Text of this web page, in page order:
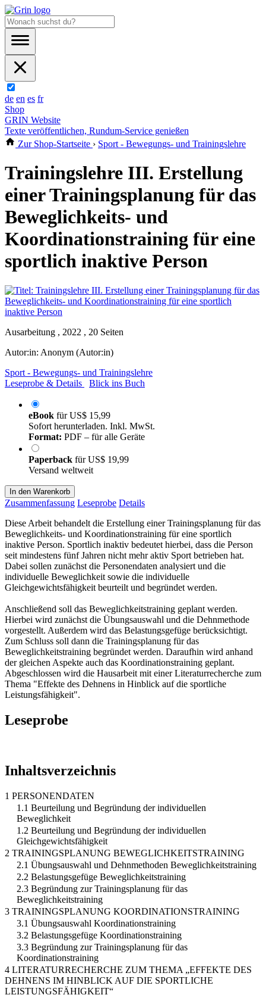
de en es fr
Shop
GRIN Website
Texte veröffentlichen, Rundum-Service genießen
Zur Shop-Startseite › Sport - Bewegungs- und Trainingslehre
Trainingslehre III. Erstellung
einer Trainingsplanung für das
Beweglichkeits- und
Koordinationstraining für eine
sportlich inaktive Person
Ausarbeitung , 2022 , 20 Seiten
Autor:in: Anonym (Autor:in)
Sport - Bewegungs- und Trainingslehre
Leseprobe & Details
Blick ins Buch
eBook fürUS$ 15,99
Sofort herunterladen. Inkl. MwSt.
Format: PDF – für alle Geräte
Paperback fürUS$ 19,99
Versand weltweit
In den Warenkorb
Zusammenfassung Leseprobe Details
Diese Arbeit behandelt die Erstellung einer Trainingsplanung für das
Beweglichkeits- und Koordinationstraining für eine sportlich
inaktive Person. Sportlich inaktiv bedeutet hierbei, dass die Person
seit mindestens fünf Jahren nicht mehr aktiv Sport betrieben hat.
Dabei sollen zunächst die Personendaten analysiert und die
individuelle Beweglichkeit sowie die individuelle
Gleichgewichtsfähigkeit beurteilt und begründet werden.
Anschließend soll das Beweglichkeitstraining geplant werden.
Hierbei wird zunächst die Übungsauswahl und die Dehnmethode
vorgestellt. Außerdem wird das Belastungsgefüge berücksichtigt.
Zum Schluss soll dann die Trainingsplanung für das
Beweglichkeitstraining begründet werden. Daraufhin wird anhand
der gleichen Aspekte auch das Koordinationstraining geplant.
Abgeschlossen wird die Hausarbeit mit einer Literaturrecherche zum
Thema "Effekte des Dehnens in Hinblick auf die sportliche
Leistungsfähigkeit".
Leseprobe
Inhaltsverzeichnis
1 PERSONENDATEN
1.1 Beurteilung und Begründung der individuellen
Beweglichkeit
1.2 Beurteilung und Begründung der individuellen
Gleichgewichtsfähigkeit
2 TRAININGSPLANUNG BEWEGLICHKEITSTRAINING
2.1 Übungsauswahl und Dehnmethoden Beweglichkeitstraining
2.2 Belastungsgefüge Beweglichkeitstraining
2.3 Begründung zur Trainingsplanung für das
Beweglichkeitstraining
3 TRAININGSPLANUNG KOORDINATIONSTRAINING
3.1 Übungsauswahl Koordinationstraining
3.2 Belastungsgefüge Koordinationstraining
3.3 Begründung zur Trainingsplanung für das
Koordinationstraining
4 LITERATURRECHERCHE ZUM THEMA „EFFEKTE DES
DEHNENS IM HINBLICK AUF DIE SPORTLICHE
LEISTUNGSFÄHIGKEIT“